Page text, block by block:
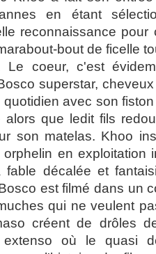
en étant
reconnaissance
bout de ficelle
coeur, c'est
superstar,
avec son
alors que ledit fils
son matelas. Khoo
en exploitation
décalée et
est filmé dans un
qui ne veulent
créent de drôles
extenso où le quasi